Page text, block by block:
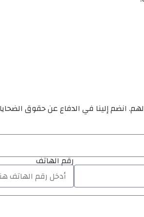
انضم إلينا في الدفاع عن حقوق
رقم الهاتف